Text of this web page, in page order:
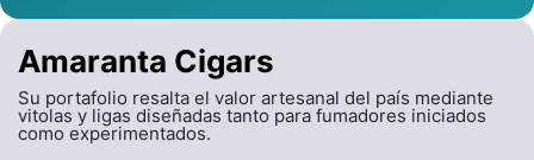
Amaranta Cigars
Su portafolio resalta el valor artesanal del país mediante
vitolas y ligas diseñadas tanto para fumadores iniciados
como experimentados.